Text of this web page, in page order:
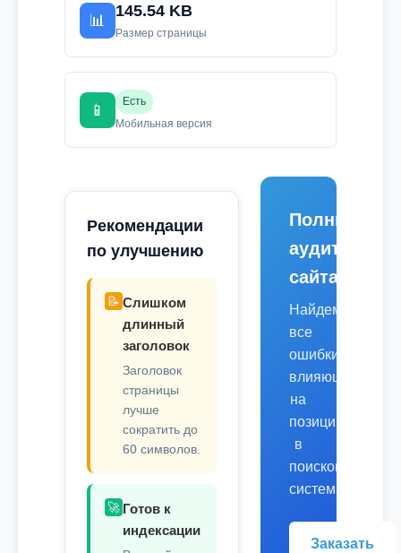
📊
145.54 KB
Размер страницы
📱
Есть
Мобильная версия
Рекомендации
по улучшению
📝 Слишком
длинный
заголовок
Заголовок
страницы
лучше
сократить до
60 символов.
🚀 Готов к
индексации
Полный
аудит
сайта
Найдем
все
ошибки,
влияющие
на
позиции
в
поисковых
системах.
Заказать